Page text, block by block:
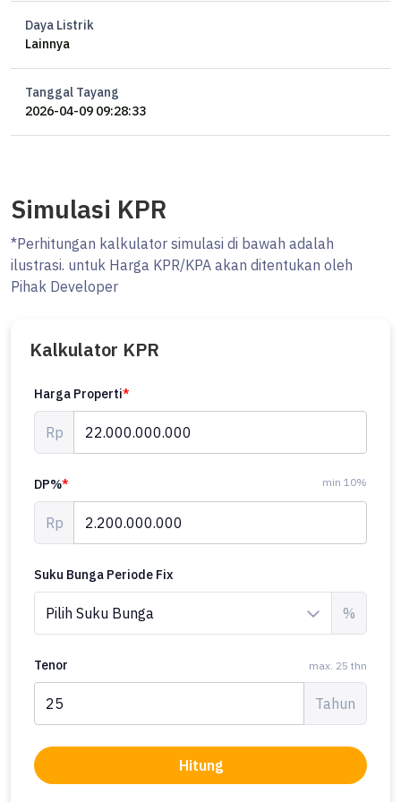
AC 12 unit
Water Heater
Sertifikat HGB
Harga 22 M nego
Daya Listrik
Lainnya
Tanggal Tayang
2026-04-09 09:28:33
Simulasi KPR
*Perhitungan kalkulator simulasi di bawah adalah
ilustrasi. untuk Harga KPR/KPA akan ditentukan oleh
Pihak Developer
Kalkulator KPR
Harga Properti*
Rp
DP%* min 10%
Rp
Suku Bunga Periode Fix
%
Tenor max. 25 thn
Tahun
Hitung